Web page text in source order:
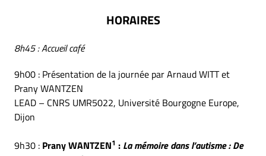
HORAIRES
8h45 : Accueil café
9h00 : Présentation de la journée par Arnaud WITT et
Prany WANTZEN
LEAD – CNRS UMR5022, Université Bourgogne Europe,
Dijon
9h30 : Prany WANTZEN1 : La mémoire dans l’autisme : De